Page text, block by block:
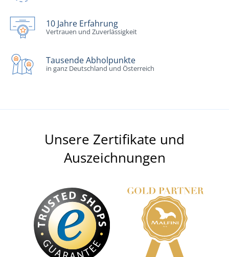
10 Jahre Erfahrung
Vertrauen und Zuverlässigkeit
Tausende Abholpunkte
in ganz Deutschland und Österreich
Unsere Zertifikate und
Auszeichnungen